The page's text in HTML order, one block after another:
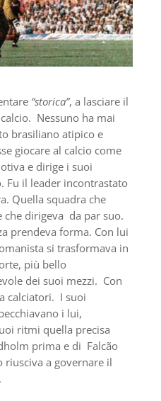
“storica”, a lasciare il
Nessuno ha mai
brasiliano atipico e
giocare al calcio come
e dirige i suoi
Fu il leader incontrastato
Quella squadra che
che dirigeva da par suo.
prendeva forma. Con lui
si trasformava in
più bello
dei suoi mezzi. Con
calciatori. I suoi
i lui,
ritmi quella precisa
prima e di Falcão
riusciva a governare il